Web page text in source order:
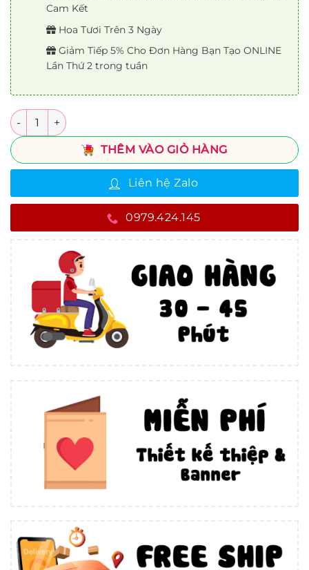
Cam Kết
Hoa Tươi Trên 3 Ngày
Giảm Tiếp 5% Cho Đơn Hàng Bạn Tạo ONLINE
Lần Thứ 2 trong tuần
Số lượng
THÊM VÀO GIỎ HÀNG
Liên hệ Zalo
0979.424.145